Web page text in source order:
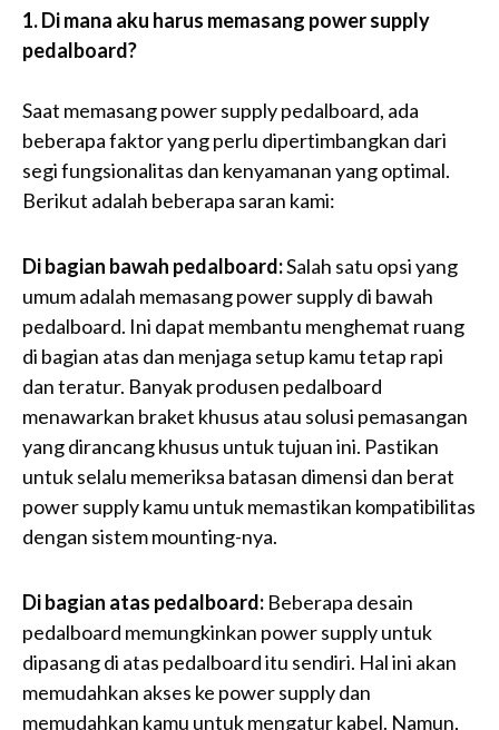
1. Di mana aku harus memasang power supply
pedalboard?
Saat memasang power supply pedalboard, ada
beberapa faktor yang perlu dipertimbangkan dari
segi fungsionalitas dan kenyamanan yang optimal.
Berikut adalah beberapa saran kami:
Di bagian bawah pedalboard:Salah satu opsi yang
umum adalah memasang power supply di bawah
pedalboard. Ini dapat membantu menghemat ruang
di bagian atas dan menjaga setup kamu tetap rapi
dan teratur. Banyak produsen pedalboard
menawarkan braket khusus atau solusi pemasangan
yang dirancang khusus untuk tujuan ini. Pastikan
untuk selalu memeriksa batasan dimensi dan berat
power supply kamu untuk memastikan kompatibilitas
dengan sistem mounting-nya.
Di bagian atas pedalboard: Beberapa desain
pedalboard memungkinkan power supply untuk
dipasang di atas pedalboard itu sendiri. Hal ini akan
memudahkan akses ke power supply dan
memudahkan kamu untuk mengatur kabel. Namun,